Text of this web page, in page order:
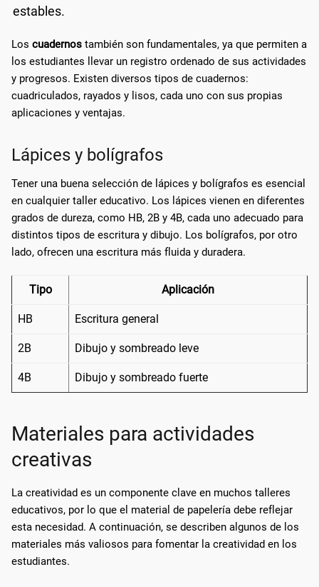
estables.
Los cuadernos también son fundamentales, ya que permiten a
los estudiantes llevar un registro ordenado de sus actividades
y progresos. Existen diversos tipos de cuadernos:
cuadriculados, rayados y lisos, cada uno con sus propias
aplicaciones y ventajas.
Lápices y bolígrafos
Tener una buena selección de lápices y bolígrafos es esencial
en cualquier taller educativo. Los lápices vienen en diferentes
grados de dureza, como HB, 2B y 4B, cada uno adecuado para
distintos tipos de escritura y dibujo. Los bolígrafos, por otro
lado, ofrecen una escritura más fluida y duradera.
Tipo Aplicación
HB Escritura general
2B Dibujo y sombreado leve
4B Dibujo y sombreado fuerte
Materiales para actividades
creativas
La creatividad es un componente clave en muchos talleres
educativos, por lo que el material de papelería debe reflejar
esta necesidad. A continuación, se describen algunos de los
materiales más valiosos para fomentar la creatividad en los
estudiantes.